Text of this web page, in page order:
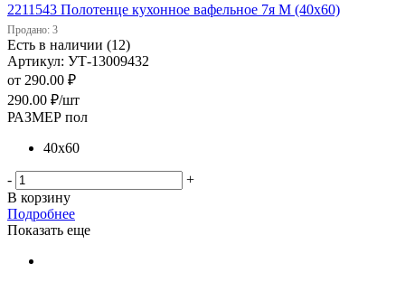
2211543 Полотенце кухонное вафельное 7я М (40х60)
Продано: 3
Есть в наличии (12)
Артикул: УТ-13009432
от 290.00 ₽
290.00 ₽/шт
РАЗМЕР пол
40х60
-
+
В корзину
Подробнее
Показать еще